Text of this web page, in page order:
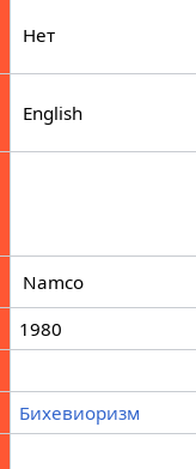
Нет
English
Namco
1980
Бихевиоризм